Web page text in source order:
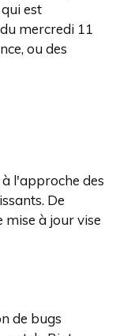
est
mercredi 11
ou des
l'approche des
De
à jour vise
de bugs